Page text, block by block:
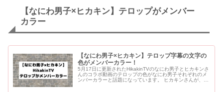
【なにわ男子×ヒカキン】テロップがメンバー
カラー
【なにわ男子×ヒカキン】テロップ字幕の文字の
色がメンバーカラー！
5月17日に更新されたHikakinTVのなにわ男子とヒカキンさ
んのコラボ動画のテロップの色がなにわ男子それぞれのメ
ンバーカラーと話題になっています。 ヒカキンさんが、事